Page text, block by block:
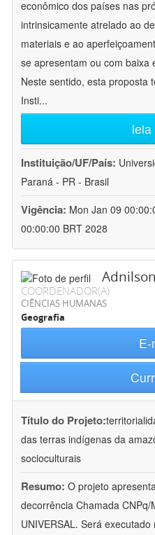
econômico dos países nas
intrinsicamente atrelado ao
materiais e ao
se apresentam ou com baixa
Neste sentido, esta proposta
Insti...
leia
Instituição/UF/País:
Paraná - PR - Brasil
Vigência: Mon Jan 09
00:00:00 BRT 2028
COORDENADOR(A)
CIÊNCIAS HUMANAS
Geografia
E-
Título do Projeto:
das terras indígenas da
socioculturais
Resumo: O projeto
decorrência Chamada CNPq/
UNIVERSAL. Será